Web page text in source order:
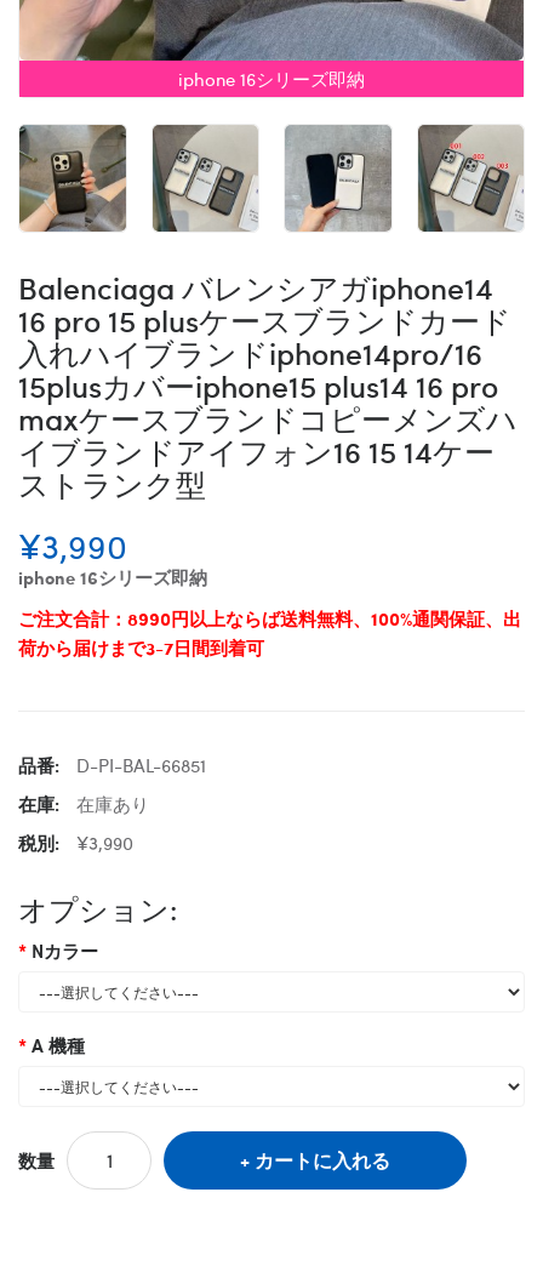
iphone 16シリーズ即納
Balenciaga バレンシアガiphone14
16 pro 15 plusケースブランドカード
入れハイブランドiphone14pro/16
15plusカバーiphone15 plus14 16 pro
maxケースブランドコピーメンズハ
イブランドアイフォン16 15 14ケー
ストランク型
¥3,990
iphone 16シリーズ即納
ご注文合計：8990円以上ならば送料無料、100%通関保証、出
荷から届けまで3-7日間到着可
品番:
D-PI-BAL-66851
在庫:
在庫あり
税別:
¥3,990
オプション:
Nカラー
A 機種
数量 カートに入れる